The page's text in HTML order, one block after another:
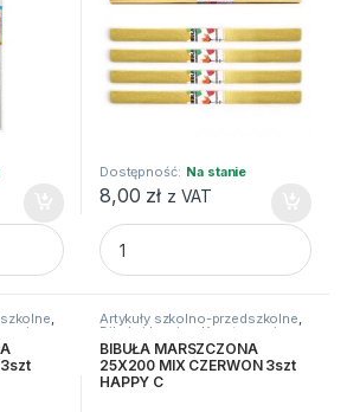
50X100CM SREBRNA STARPAK
Dostępność: Na stanie
8,00 zł z VAT
BIBULA METALC MAR
,
i
Artykuły szkolno-przedszkolne,
Bibuły i krepiny Kreatywne i
plastyczne
BIBUŁA MARSZCZONA
25X200 MIX CZERWON 3szt
HAPPY C